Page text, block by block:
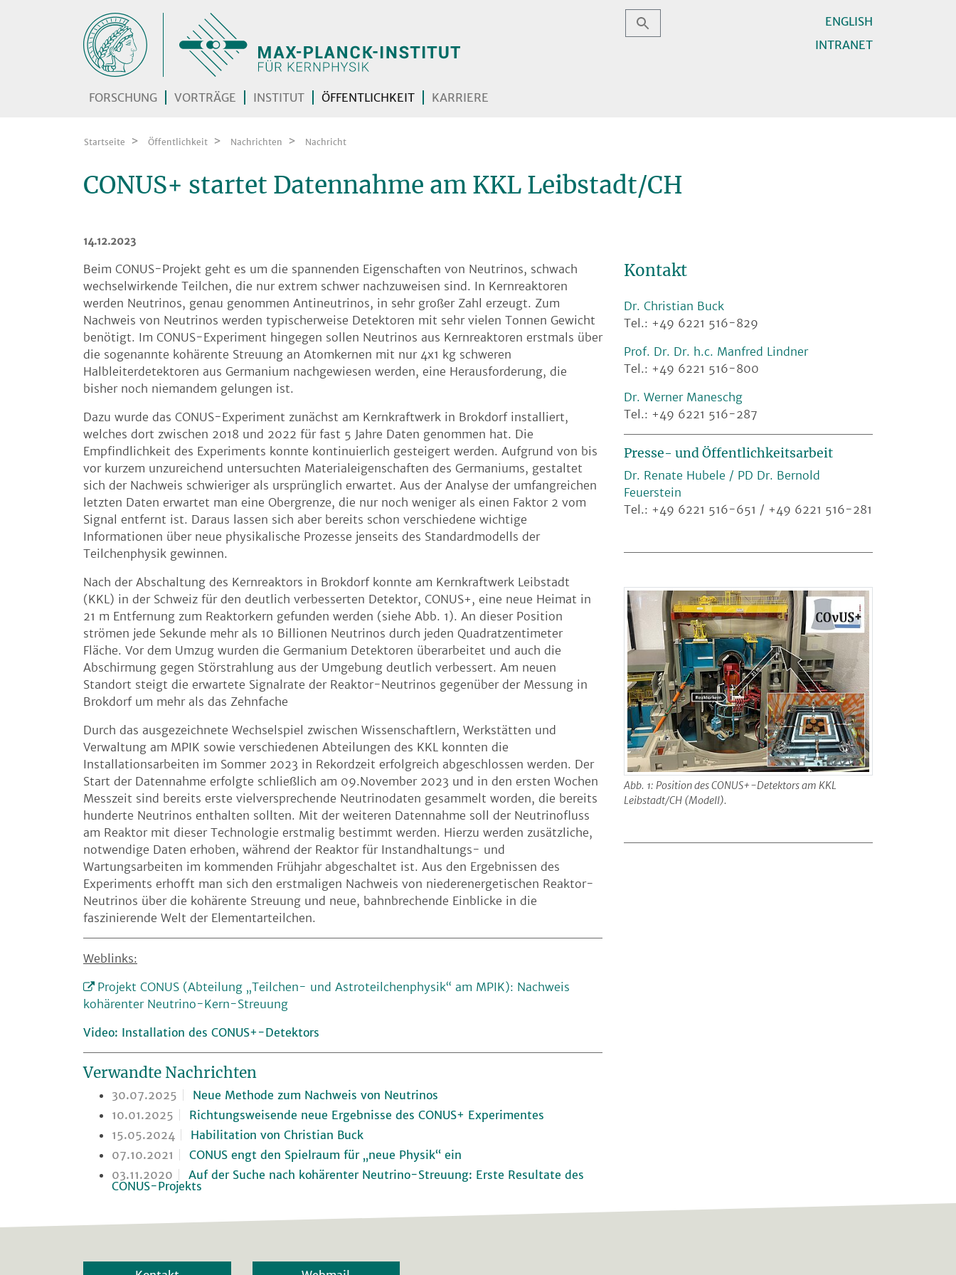
ENGLISH
INTRANET
FORSCHUNG VORTRÄGE INSTITUT ÖFFENTLICHKEIT KARRIERE
Startseite Öffentlichkeit Nachrichten Nachricht
CONUS+ startet Datennahme am KKL Leibstadt/CH
14.12.2023
Beim CONUS-Projekt geht es um die spannenden Eigenschaften von Neutrinos, schwach
wechselwirkende Teilchen, die nur extrem schwer nachzuweisen sind. In Kernreaktoren
werden Neutrinos, genau genommen Antineutrinos, in sehr großer Zahl erzeugt. Zum
Nachweis von Neutrinos werden typischerweise Detektoren mit sehr vielen Tonnen Gewicht
benötigt. Im CONUS-Experiment hingegen sollen Neutrinos aus Kernreaktoren erstmals über
die sogenannte kohärente Streuung an Atomkernen mit nur 4x1 kg schweren
Halbleiterdetektoren aus Germanium nachgewiesen werden, eine Herausforderung, die
bisher noch niemandem gelungen ist.
Dazu wurde das CONUS-Experiment zunächst am Kernkraftwerk in Brokdorf installiert,
welches dort zwischen 2018 und 2022 für fast 5 Jahre Daten genommen hat. Die
Empfindlichkeit des Experiments konnte kontinuierlich gesteigert werden. Aufgrund von bis
vor kurzem unzureichend untersuchten Materialeigenschaften des Germaniums, gestaltet
sich der Nachweis schwieriger als ursprünglich erwartet. Aus der Analyse der umfangreichen
letzten Daten erwartet man eine Obergrenze, die nur noch weniger als einen Faktor 2 vom
Signal entfernt ist. Daraus lassen sich aber bereits schon verschiedene wichtige
Informationen über neue physikalische Prozesse jenseits des Standardmodells der
Teilchenphysik gewinnen.
Nach der Abschaltung des Kernreaktors in Brokdorf konnte am Kernkraftwerk Leibstadt
(KKL) in der Schweiz für den deutlich verbesserten Detektor, CONUS+, eine neue Heimat in
21 m Entfernung zum Reaktorkern gefunden werden (siehe Abb. 1). An dieser Position
strömen jede Sekunde mehr als 10 Billionen Neutrinos durch jeden Quadratzentimeter
Fläche. Vor dem Umzug wurden die Germanium Detektoren überarbeitet und auch die
Abschirmung gegen Störstrahlung aus der Umgebung deutlich verbessert. Am neuen
Standort steigt die erwartete Signalrate der Reaktor-Neutrinos gegenüber der Messung in
Brokdorf um mehr als das Zehnfache
Durch das ausgezeichnete Wechselspiel zwischen Wissenschaftlern, Werkstätten und
Verwaltung am MPIK sowie verschiedenen Abteilungen des KKL konnten die
Installationsarbeiten im Sommer 2023 in Rekordzeit erfolgreich abgeschlossen werden. Der
Start der Datennahme erfolgte schließlich am 09.November 2023 und in den ersten Wochen
Messzeit sind bereits erste vielversprechende Neutrinodaten gesammelt worden, die bereits
hunderte Neutrinos enthalten sollten. Mit der weiteren Datennahme soll der Neutrinofluss
am Reaktor mit dieser Technologie erstmalig bestimmt werden. Hierzu werden zusätzliche,
notwendige Daten erhoben, während der Reaktor für Instandhaltungs- und
Wartungsarbeiten im kommenden Frühjahr abgeschaltet ist. Aus den Ergebnissen des
Experiments erhofft man sich den erstmaligen Nachweis von niederenergetischen Reaktor-
Neutrinos über die kohärente Streuung und neue, bahnbrechende Einblicke in die
faszinierende Welt der Elementarteilchen.
Weblinks:
Projekt CONUS (Abteilung „Teilchen- und Astroteilchenphysik“ am MPIK): Nachweis
kohärenter Neutrino-Kern-Streuung
Video: Installation des CONUS+-Detektors
Verwandte Nachrichten
30.07.2025
Neue Methode zum Nachweis von Neutrinos
10.01.2025
Richtungsweisende neue Ergebnisse des CONUS+ Experimentes
15.05.2024
Habilitation von Christian Buck
07.10.2021
CONUS engt den Spielraum für „neue Physik“ ein
03.11.2020
Auf der Suche nach kohärenter Neutrino-Streuung: Erste Resultate des
CONUS-Projekts
Kontakt
Dr. Christian Buck
Tel.: +49 6221 516-829
Prof. Dr. Dr. h.c. Manfred Lindner
Tel.: +49 6221 516-800
Dr. Werner Maneschg
Tel.: +49 6221 516-287
Presse- und Öffentlichkeitsarbeit
Dr. Renate Hubele / PD Dr. Bernold
Feuerstein
Tel.: +49 6221 516-651 / +49 6221 516-281
Abb. 1: Position des CONUS+-Detektors am KKL
Leibstadt/CH (Modell).